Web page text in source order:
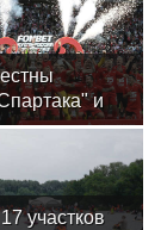
и
на матч
участков